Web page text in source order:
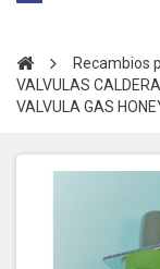
Recambios
VALVULAS
VALVULA GAS